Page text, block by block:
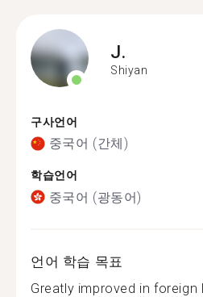
J.
Shiyan
구사언어
중국어 (간체)
학습언어
중국어 (광동어)
언어 학습 목표
Greatly improved in foreign